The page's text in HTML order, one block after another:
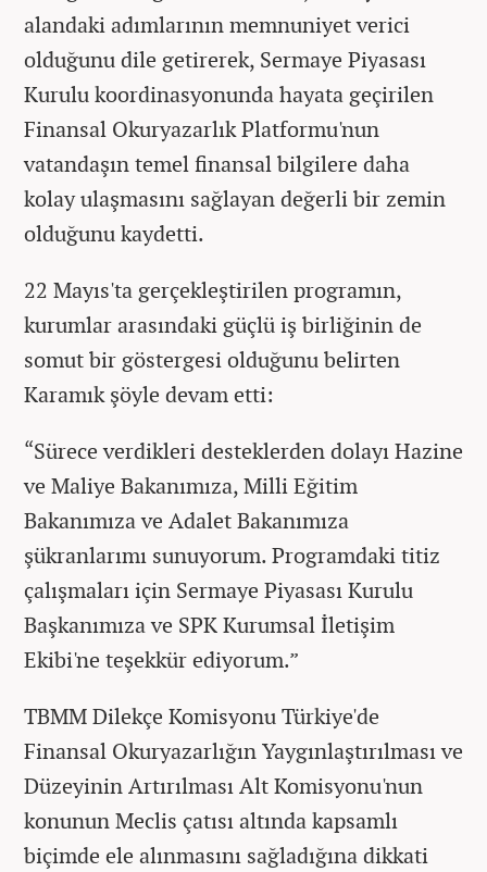
alandaki adımlarının memnuniyet verici
olduğunu dile getirerek, Sermaye Piyasası
Kurulu koordinasyonunda hayata geçirilen
Finansal Okuryazarlık Platformu'nun
vatandaşın temel finansal bilgilere daha
kolay ulaşmasını sağlayan değerli bir zemin
olduğunu kaydetti.
22 Mayıs'ta gerçekleştirilen programın,
kurumlar arasındaki güçlü iş birliğinin de
somut bir göstergesi olduğunu belirten
Karamık şöyle devam etti:
“Sürece verdikleri desteklerden dolayı Hazine
ve Maliye Bakanımıza, Milli Eğitim
Bakanımıza ve Adalet Bakanımıza
şükranlarımı sunuyorum. Programdaki titiz
çalışmaları için Sermaye Piyasası Kurulu
Başkanımıza ve SPK Kurumsal İletişim
Ekibi'ne teşekkür ediyorum.”
TBMM Dilekçe Komisyonu Türkiye'de
Finansal Okuryazarlığın Yaygınlaştırılması ve
Düzeyinin Artırılması Alt Komisyonu'nun
konunun Meclis çatısı altında kapsamlı
biçimde ele alınmasını sağladığına dikkati